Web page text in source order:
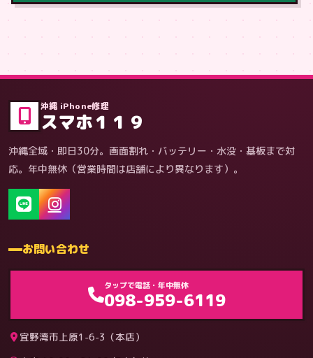
症状・内容から
沖縄 iPhone修理
スマホ１１９
沖縄全域・即日30分。画面割れ・バッテリー・水没・基板まで対
応。年中無休（営業時間は店舗により異なります）。
お問い合わせ
タップで電話・年中無休
098-959-6119
宜野湾市上原1-6-3（本店）